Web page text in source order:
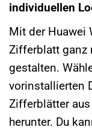
individuellen
Mit der Huawei
Zifferblatt ganz
gestalten.
vorinstallierten
Zifferblätter
herunter. Du